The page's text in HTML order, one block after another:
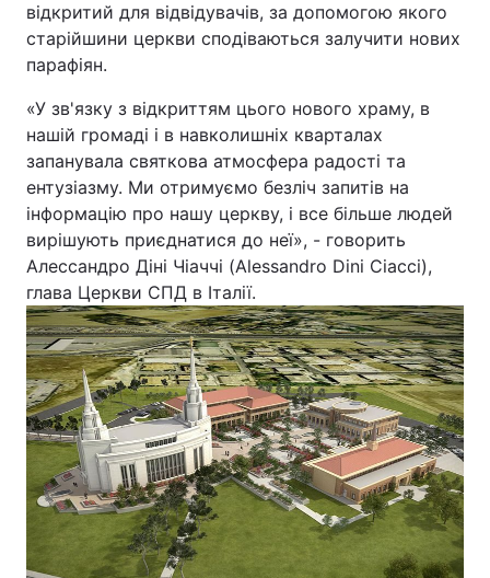
Інтерв'ю Думки
Архів
Контакти
ПОСЛУГИ
Реклама на сайті Фотобанк
Моніторинг Пресцентр
відкритий для відвідувачів, за допомогою якого
старійшини церкви сподіваються залучити нових
парафіян.
«У зв'язку з відкриттям цього нового храму, в
нашій громаді і в навколишніх кварталах
запанувала святкова атмосфера радості та
ентузіазму. Ми отримуємо безліч запитів на
інформацію про нашу церкву, і все більше людей
вирішують приєднатися до неї», - говорить
Алессандро Діні Чіаччі (Alessandro Dini Ciacci),
глава Церкви СПД в Італії.